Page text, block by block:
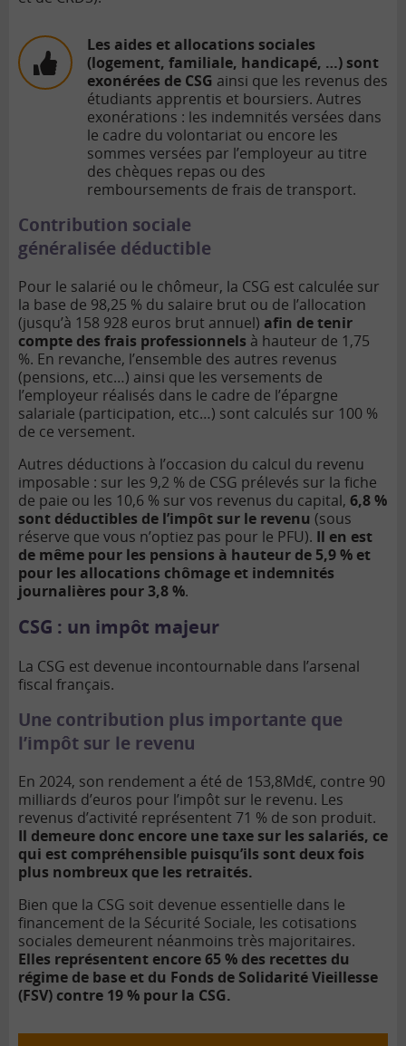
Les aides et allocations sociales
(logement, familiale, handicapé, …) sont
exonérées de CSG ainsi que les revenus des
étudiants apprentis et boursiers. Autres
exonérations : les indemnités versées dans
le cadre du volontariat ou encore les
sommes versées par l’employeur au titre
des chèques repas ou des
remboursements de frais de transport.
Contribution sociale
généralisée déductible
Pour le salarié ou le chômeur, la CSG est calculée sur
la base de 98,25 % du salaire brut ou de l’allocation
(jusqu’à 158 928 euros brut annuel) afin de tenir
compte des frais professionnels à hauteur de 1,75
%. En revanche, l’ensemble des autres revenus
(pensions, etc…) ainsi que les versements de
l’employeur réalisés dans le cadre de l’épargne
salariale (participation, etc…) sont calculés sur 100 %
de ce versement.
Autres déductions à l’occasion du calcul du revenu
imposable : sur les 9,2 % de CSG prélevés sur la fiche
de paie ou les 10,6 % sur vos revenus du capital, 6,8 %
sont déductibles de l’impôt sur le revenu (sous
réserve que vous n’optiez pas pour le PFU). Il en est
de même pour les pensions à hauteur de 5,9 % et
pour les allocations chômage et indemnités
journalières pour 3,8 %.
CSG : un impôt majeur
La CSG est devenue incontournable dans l’arsenal
fiscal français.
Une contribution plus importante que
l’impôt sur le revenu
En 2024, son rendement a été de 153,8Md€, contre 90
milliards d’euros pour l’impôt sur le revenu. Les
revenus d’activité représentent 71 % de son produit.
Il demeure donc encore une taxe sur les salariés, ce
qui est compréhensible puisqu’ils sont deux fois
plus nombreux que les retraités.
Bien que la CSG soit devenue essentielle dans le
financement de la Sécurité Sociale, les cotisations
sociales demeurent néanmoins très majoritaires.
Elles représentent encore 65 % des recettes du
régime de base et du Fonds de Solidarité Vieillesse
(FSV) contre 19 % pour la CSG.